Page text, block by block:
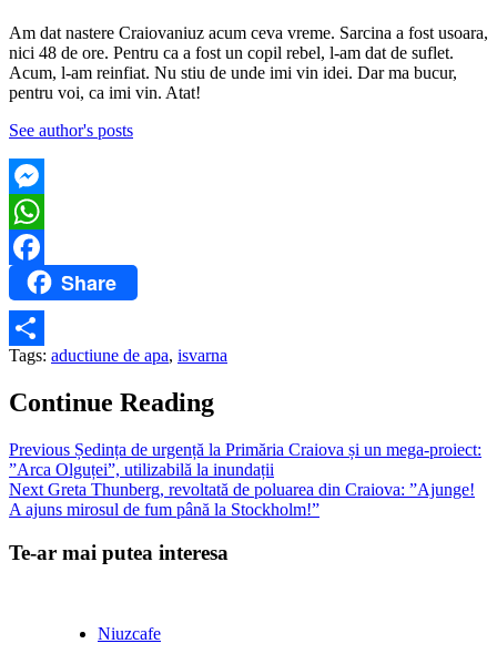
Am dat nastere Craiovaniuz acum ceva vreme. Sarcina a fost usoara,
nici 48 de ore. Pentru ca a fost un copil rebel, l-am dat de suflet.
Acum, l-am reinfiat. Nu stiu de unde imi vin idei. Dar ma bucur,
pentru voi, ca imi vin. Atat!
See author's posts
Messenger
WhatsApp
FacebookShare
Partajează
Tags: aductiune de apa, isvarna
Continue Reading
Previous Ședința de urgență la Primăria Craiova și un mega-proiect:
”Arca Olguței”, utilizabilă la inundații
Next Greta Thunberg, revoltată de poluarea din Craiova: ”Ajunge!
A ajuns mirosul de fum până la Stockholm!”
Te-ar mai putea interesa
Niuzcafe